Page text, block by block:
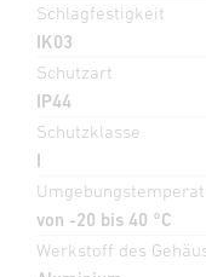
Schlagfestigkeit
IK03
Schutzart
IP44
Schutzklasse
I
von -20 bis 40 °C
Werkstoff des